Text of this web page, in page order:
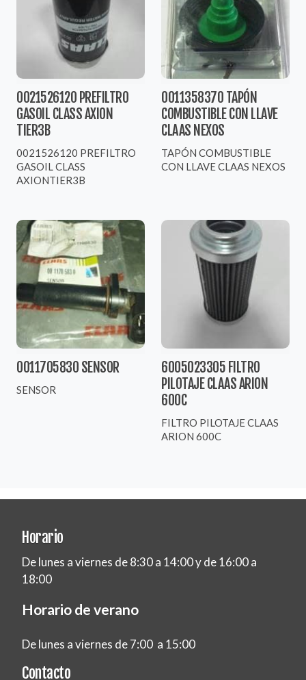
0021526120 PREFILTRO
GASOIL CLASS AXION
TIER3B
0021526120 PREFILTRO
GASOIL CLASS
AXIONTIER3B
0011358370 TAPÓN
COMBUSTIBLE CON LLAVE
CLAAS NEXOS
TAPÓN COMBUSTIBLE
CON LLAVE CLAAS NEXOS
0011705830 SENSOR
SENSOR
6005023305 FILTRO
PILOTAJE CLAAS ARION
600C
FILTRO PILOTAJE CLAAS
ARION 600C
Horario
De lunes a viernes de 8:30 a 14:00 y de 16:00 a
18:00
Horario de verano
De lunes a viernes de 7:00 a 15:00
Contacto